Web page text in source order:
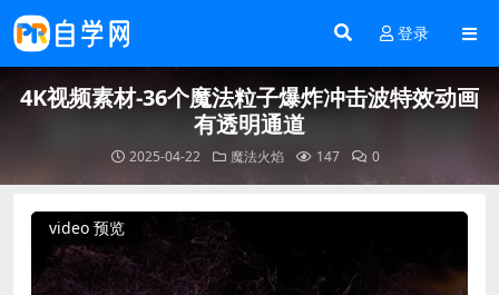
登录
4K视频素材-36个魔法粒子爆炸冲击波特效动画
有透明通道
2025-04-22 魔法火焰 147 0
video 预览